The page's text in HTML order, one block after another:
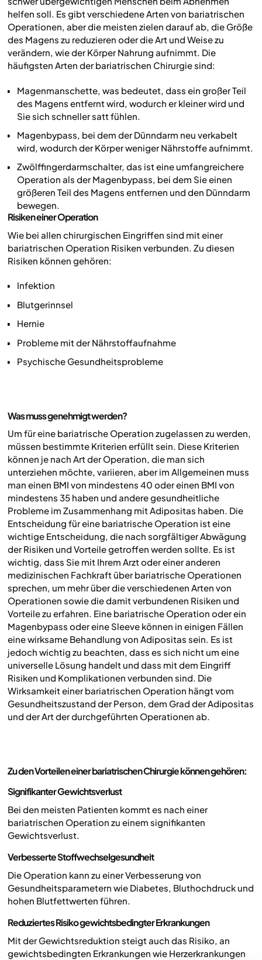
helfen soll. Es gibt verschiedene Arten von bariatrischen
Operationen, aber die meisten zielen darauf ab, die Größe
des Magens zu reduzieren oder die Art und Weise zu
verändern, wie der Körper Nahrung aufnimmt. Die
häufigsten Arten der bariatrischen Chirurgie sind:
Magenmanschette, was bedeutet, dass ein großer Teil
des Magens entfernt wird, wodurch er kleiner wird und
Sie sich schneller satt fühlen.
Magenbypass, bei dem der Dünndarm neu verkabelt
wird, wodurch der Körper weniger Nährstoffe aufnimmt.
Zwölffingerdarmschalter, das ist eine umfangreichere
Operation als der Magenbypass, bei dem Sie einen
größeren Teil des Magens entfernen und den Dünndarm
bewegen.
Risiken einer Operation
Wie bei allen chirurgischen Eingriffen sind mit einer
bariatrischen Operation Risiken verbunden. Zu diesen
Risiken können gehören:
Infektion
Blutgerinnsel
Hernie
Probleme mit der Nährstoffaufnahme
Psychische Gesundheitsprobleme
Was muss genehmigt werden?
Um für eine bariatrische Operation zugelassen zu werden,
müssen bestimmte Kriterien erfüllt sein. Diese Kriterien
können je nach Art der Operation, die man sich
unterziehen möchte, variieren, aber im Allgemeinen muss
man einen BMI von mindestens 40 oder einen BMI von
mindestens 35 haben und andere gesundheitliche
Probleme im Zusammenhang mit Adipositas haben. Die
Entscheidung für eine bariatrische Operation ist eine
wichtige Entscheidung, die nach sorgfältiger Abwägung
der Risiken und Vorteile getroffen werden sollte. Es ist
wichtig, dass Sie mit Ihrem Arzt oder einer anderen
medizinischen Fachkraft über bariatrische Operationen
sprechen, um mehr über die verschiedenen Arten von
Operationen sowie die damit verbundenen Risiken und
Vorteile zu erfahren. Eine bariatrische Operation oder ein
Magenbypass oder eine Sleeve können in einigen Fällen
eine wirksame Behandlung von Adipositas sein. Es ist
jedoch wichtig zu beachten, dass es sich nicht um eine
universelle Lösung handelt und dass mit dem Eingriff
Risiken und Komplikationen verbunden sind. Die
Wirksamkeit einer bariatrischen Operation hängt vom
Gesundheitszustand der Person, dem Grad der Adipositas
und der Art der durchgeführten Operationen ab.
Zu den Vorteilen einer bariatrischen Chirurgie können gehören:
Signifikanter Gewichtsverlust
Bei den meisten Patienten kommt es nach einer
bariatrischen Operation zu einem signifikanten
Gewichtsverlust.
Verbesserte Stoffwechselgesundheit
Die Operation kann zu einer Verbesserung von
Gesundheitsparametern wie Diabetes, Bluthochdruck und
hohen Blutfettwerten führen.
Reduziertes Risiko gewichtsbedingter Erkrankungen
Mit der Gewichtsreduktion steigt auch das Risiko, an
gewichtsbedingten Erkrankungen wie Herzerkrankungen